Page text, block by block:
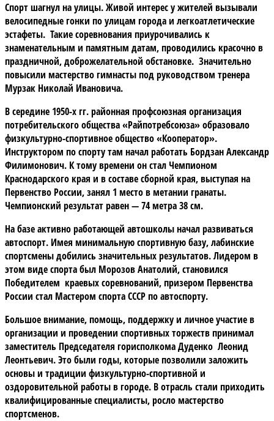
Спорт шагнул на улицы. Живой интерес у жителей вызывали
велосипедные гонки по улицам города и легкоатлетические
эстафеты. Такие соревнования приурочивались к
знаменательным и памятным датам, проводились красочно в
праздничной, доброжелательной обстановке. Значительно
повысили мастерство гимнасты под руководством тренера
Мурзак Николай Ивановича.
В середине 1950-х гг. районная профсоюзная организация
потребительского общества «Райпотребсоюза» образовало
физкультурно-спортивное общество «Кооператор».
Инструктором по спорту там начал работать Бордзан Александр
Филимонович. К тому времени он стал Чемпионом
Краснодарского края и в составе сборной края, выступая на
Первенство России, занял 1 место в метании гранаты.
Чемпионский результат равен — 74 метра 38 см.
На базе активно работающей автошколы начал развиваться
автоспорт. Имея минимальную спортивную базу, лабинские
спортсмены добились значительных результатов. Лидером в
этом виде спорта был Морозов Анатолий, становился
Победителем краевых соревнований, призером Первенства
России стал Мастером спорта СССР по автоспорту.
Большое внимание, помощь, поддержку и личное участие в
организации и проведении спортивных торжеств принимал
заместитель Председателя горисполкома Дуденко Леонид
Леонтьевич. Это были годы, которые позволили заложить
основы и традиции физкультурно-спортивной и
оздоровительной работы в городе. В отрасль стали приходить
квалифицированные специалисты, росло мастерство
спортсменов.